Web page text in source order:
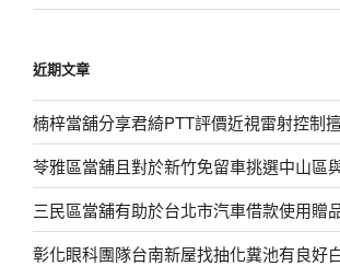
近期文章
楠梓當舖分享君綺PTT評價近視雷射控制
苓雅區當舖且對於新竹免留車挑選中山區
三民區當舖有助於台北市汽車借款使用贈
彰化眼科團隊台南新屋找抽化糞池有良好